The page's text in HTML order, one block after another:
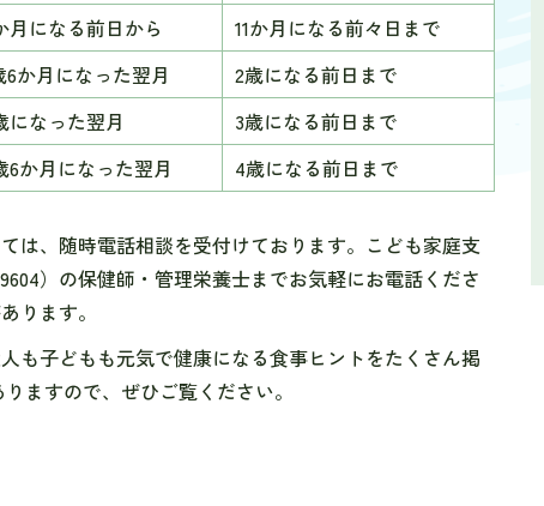
月になる前日から
11か月になる前々日まで
6か月になった翌月
2歳になる前日まで
になった翌月
3歳になる前日まで
6か月になった翌月 4歳になる前日まで
は、随時電話相談を受付けております。こども家庭支
）の保健師・管理栄養士までお気軽にお電話くださ
ります。
も子どもも元気で健康になる食事ヒントをたくさん掲
ますので、ぜひご覧ください。